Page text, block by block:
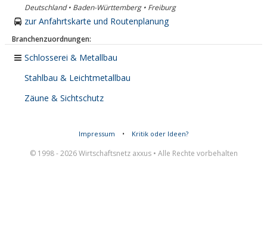
Deutschland • Baden-Württemberg • Freiburg
zur Anfahrtskarte und Routenplanung
Branchenzuordnungen:
Schlosserei & Metallbau
Stahlbau & Leichtmetallbau
Zäune & Sichtschutz
Impressum • Kritik oder Ideen?
© 1998 - 2026 Wirtschaftsnetz axxus • Alle Rechte vorbehalten